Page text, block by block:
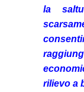
la
rilievo a